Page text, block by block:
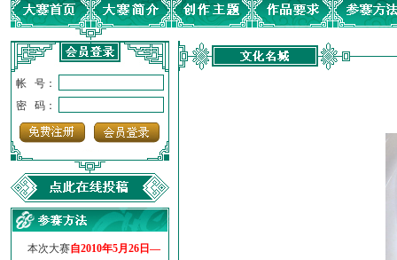
帐 号：
密 码：
本次大赛自2010年5月26日—